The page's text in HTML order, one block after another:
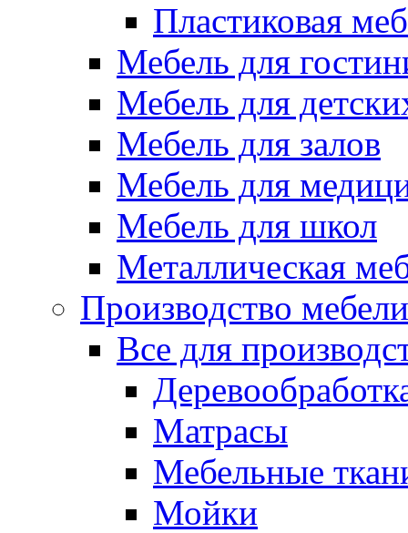
Пластиковая
Мебель для
Мебель для
Мебель для залов
Мебель для
Мебель для школ
Металлическая
Производство мебели
Все для
Матрасы
Мебельные
Мойки